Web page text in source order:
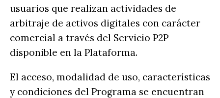
usuarios que realizan actividades de
arbitraje de activos digitales con carácter
comercial a través del Servicio P2P
disponible en la Plataforma.
El acceso, modalidad de uso, características
y condiciones del Programa se encuentran